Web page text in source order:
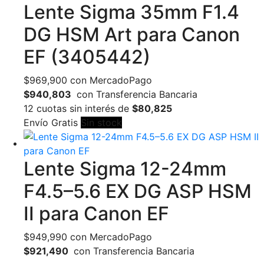
Lente Sigma 35mm F1.4
DG HSM Art para Canon
EF (3405442)
$969,900 con MercadoPago
$940,803 con Transferencia Bancaria
12 cuotas sin interés de $80,825
Envío Gratis Sin stock
Lente Sigma 12-24mm
F4.5–5.6 EX DG ASP HSM
II para Canon EF
$949,990 con MercadoPago
$921,490 con Transferencia Bancaria